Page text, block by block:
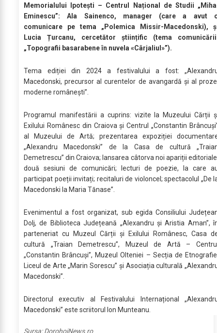
Memorialului Ipotești – Centrul Național de Studii
Eminescu”: Ala Sainenco, manager (care a avut
comunicare pe tema „Polemica Missir-Macedonski),
Lucia Țurcanu, cercetător științific (tema
„Topografii basarabene în nuvela «Cârjaliul»”).
Tema ediției din 2024 a festivalului a fost:
Macedonski, precursor al curentelor de avangardă și al
moderne românești”.
Programul manifestării a cuprins: vizite la Muzeului Cărții
Exilului Românesc din Craiova și Centrul „Constantin
al Muzeului de Artă; prezentarea expoziției
„Alexandru Macedonski” de la Casa de cultură
Demetrescu” din Craiova; lansarea câtorva noi apariții
două sesiuni de comunicări; lecturi de poezie, la care
participat poeții invitați; recitaluri de violoncel; spectacolul „De
Macedonski la Maria Tănase”.
Evenimentul a fost organizat, sub egida Consiliului
Dolj, de Biblioteca Județeană „Alexandru și Aristia Aman”,
parteneriat cu Muzeul Cărții și Exilului Românesc, Casa
cultură „Traian Demetrescu”, Muzeul de Artă –
„Constantin Brâncuși”, Muzeul Olteniei – Secția de
Liceul de Arte „Marin Sorescu” și Asociația culturală
Macedonski”.
Directorul executiv al Festivalului Internațional
Macedonski” este scriitorul Ion Munteanu.
Sursa:DorohoiNews.ro